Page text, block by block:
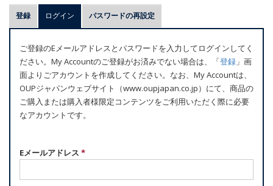
プ
ラ
マ
リ
ー
タ
ブ
登録 ログイン (アクティブなタブ)
パスワードの再設定
ご登録のEメールアドレスとパスワードを入力してログインしてく
ださい。My Accountのご登録がお済みでない場合は、「登録 」画
面よりごアカウントを作成してください。なお、My Accountは、
OUPジャパンウェブサイト（www.oupjapan.co.jp）にて、商品の
ご購入または購入者様限定コンテンツをご利用いただく際に必要
なアカウントです。
Eメールアドレス *